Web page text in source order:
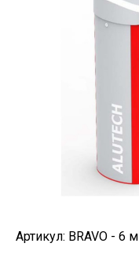
Артикул: BRAVO - 6 м